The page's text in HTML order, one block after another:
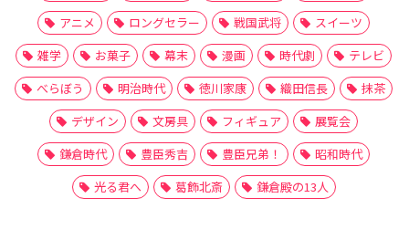
アニメ
ロングセラー 戦国武将
スイーツ
雑学
お菓子 幕末 漫画 時代劇
テレビ
べらぼう
明治時代 徳川家康 織田信長
抹茶
デザイン
文房具 フィギュア
展覧会
鎌倉時代
豊臣秀吉 豊臣兄弟！
昭和時代
光る君へ
葛飾北斎 鎌倉殿の13人